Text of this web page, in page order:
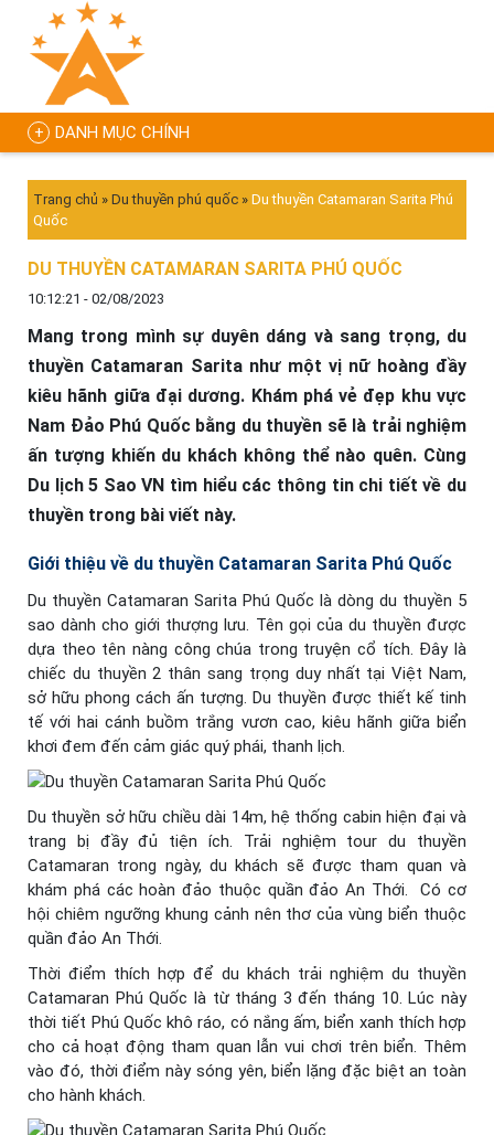
DANH MỤC CHÍNH
Trang chủ » Du thuyền phú quốc » Du thuyền Catamaran Sarita Phú
Quốc
DU THUYỀN CATAMARAN SARITA PHÚ QUỐC
10:12:21 - 02/08/2023
Mang trong mình sự duyên dáng và sang trọng, du
thuyền Catamaran Sarita như một vị nữ hoàng đầy
kiêu hãnh giữa đại dương. Khám phá vẻ đẹp khu vực
Nam Đảo Phú Quốc bằng du thuyền sẽ là trải nghiệm
ấn tượng khiến du khách không thể nào quên. Cùng
Du lịch 5 Sao VN tìm hiểu các thông tin chi tiết về du
thuyền trong bài viết này.
Giới thiệu về du thuyền Catamaran Sarita Phú Quốc
Du thuyền Catamaran Sarita Phú Quốc là dòng du thuyền 5
sao dành cho giới thượng lưu. Tên gọi của du thuyền được
dựa theo tên nàng công chúa trong truyện cổ tích. Đây là
chiếc du thuyền 2 thân sang trọng duy nhất tại Việt Nam,
sở hữu phong cách ấn tượng. Du thuyền được thiết kế tinh
tế với hai cánh buồm trắng vươn cao, kiêu hãnh giữa biển
khơi đem đến cảm giác quý phái, thanh lịch.
Du thuyền sở hữu chiều dài 14m, hệ thống cabin hiện đại và
trang bị đầy đủ tiện ích. Trải nghiệm tour du thuyền
Catamaran trong ngày, du khách sẽ được tham quan và
khám phá các hoàn đảo thuộc quần đảo An Thới. Có cơ
hội chiêm ngưỡng khung cảnh nên thơ của vùng biển thuộc
quần đảo An Thới.
Thời điểm thích hợp để du khách trải nghiệm du thuyền
Catamaran Phú Quốc là từ tháng 3 đến tháng 10. Lúc này
thời tiết Phú Quốc khô ráo, có nắng ấm, biển xanh thích hợp
cho cả hoạt động tham quan lẫn vui chơi trên biển. Thêm
vào đó, thời điểm này sóng yên, biển lặng đặc biệt an toàn
cho hành khách.